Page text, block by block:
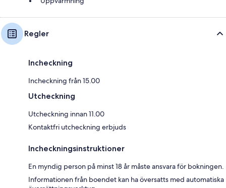
Regler
Incheckning
Incheckning från 15.00
Utcheckning
Utcheckning innan 11.00
Kontaktfri utcheckning erbjuds
Incheckningsinstruktioner
En myndig person på minst 18 år måste ansvara för bokningen.
Informationen från boendet kan ha översatts med automatiska